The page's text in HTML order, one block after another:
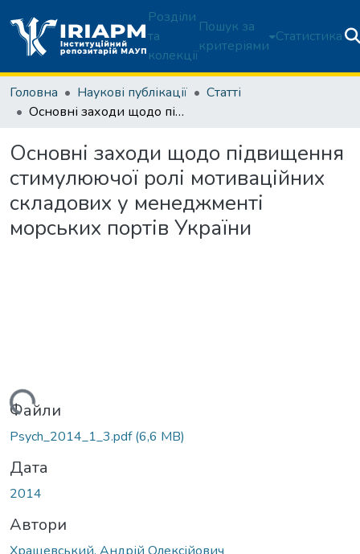
Розділи
та
колекції
Пошук за
критеріями
Статистика
Головна Наукові публікації
Статті
Основні заходи щодо підвищення стимулюючої ролі мотиваційних складових у менеджменті морських портів України
Основні заходи щодо підвищення
стимулюючої ролі мотиваційних
складових у менеджменті
морських портів України
Файли
Psych_2014_1_3.pdf(6,6 MB)
Дата
2014
Автори